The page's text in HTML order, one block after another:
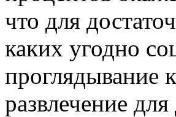
что для
каких угодно
проглядывание
развлечение